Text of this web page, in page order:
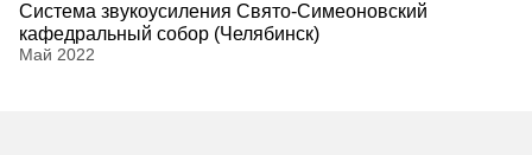
Cистема звукоусиления Свято-Симеоновский
кафедральный собор (Челябинск)
Май 2022